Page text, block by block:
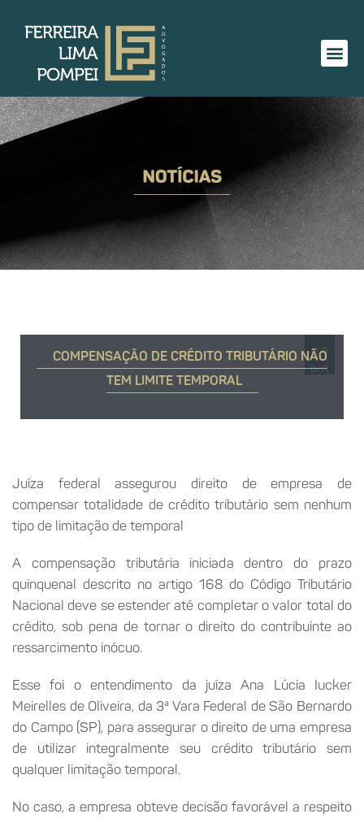
11
out
COMPENSAÇÃO DE CRÉDITO TRIBUTÁRIO NÃO
TEM LIMITE TEMPORAL
Juíza federal assegurou direito de empresa de
compensar totalidade de crédito tributário sem nenhum
tipo de limitação de temporal
A compensação tributária iniciada dentro do prazo
quinquenal descrito no artigo 168 do Código Tributário
Nacional deve se estender até completar o valor total do
crédito, sob pena de tornar o direito do contribuinte ao
ressarcimento inócuo.
Esse foi o entendimento da juíza Ana Lúcia Iucker
Meirelles de Oliveira, da 3ª Vara Federal de São Bernardo
do Campo (SP), para assegurar o direito de uma empresa
de utilizar integralmente seu crédito tributário sem
qualquer limitação temporal.
No caso, a empresa obteve decisão favorável a respeito